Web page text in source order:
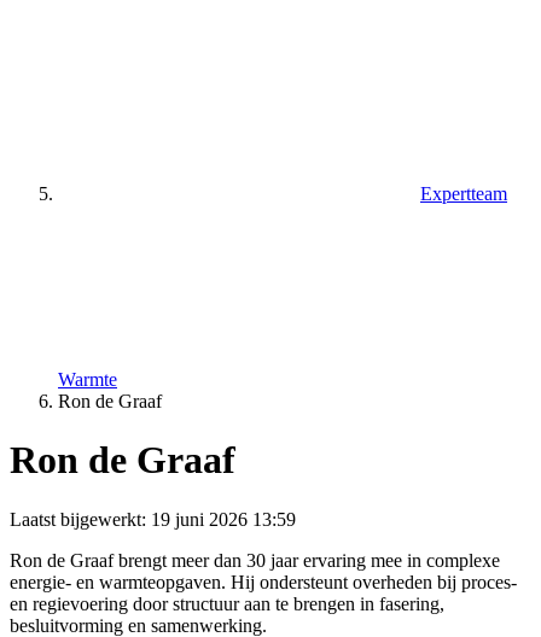
Expertteam
Warmte
Ron de Graaf
Ron de Graaf
Laatst bijgewerkt: 19 juni 2026 13:59
Ron de Graaf brengt meer dan 30 jaar ervaring mee in complexe
energie- en warmteopgaven. Hij ondersteunt overheden bij proces-
en regievoering door structuur aan te brengen in fasering,
besluitvorming en samenwerking.